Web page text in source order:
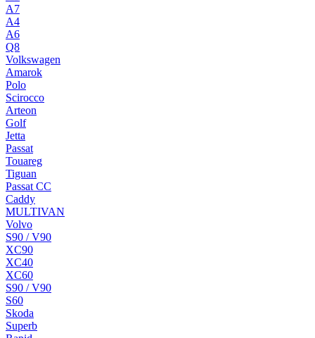
A7
A4
A6
Q8
Volkswagen
Amarok
Polo
Scirocco
Arteon
Golf
Jetta
Passat
Touareg
Tiguan
Passat CC
Caddy
MULTIVAN
Volvo
S90 / V90
XC90
XC40
XC60
S90 / V90
S60
Skoda
Superb